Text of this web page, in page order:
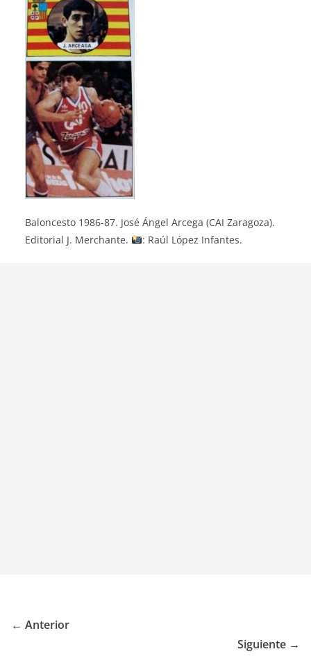
Baloncesto 1986-87. José Ángel Arcega (CAI Zaragoza).
Editorial J. Merchante.
: Raúl López Infantes.
← Anterior
Siguiente →